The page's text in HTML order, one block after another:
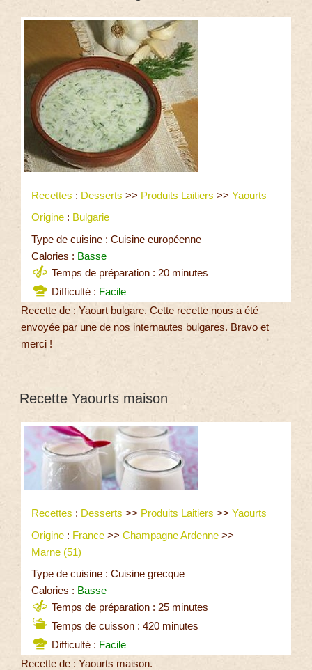
Recettes : Desserts >> Produits Laitiers >> Yaourts
Origine : Bulgarie
Type de cuisine : Cuisine européenne
Calories : Basse
Temps de préparation : 20 minutes
Difficulté : Facile
Recette de : Yaourt bulgare. Cette recette nous a été
envoyée par une de nos internautes bulgares. Bravo et
merci !
Recette Yaourts maison
Recettes : Desserts >> Produits Laitiers >> Yaourts
Origine : France >> Champagne Ardenne >>
Marne (51)
Type de cuisine : Cuisine grecque
Calories : Basse
Temps de préparation : 25 minutes
Temps de cuisson : 420 minutes
Difficulté : Facile
Recette de : Yaourts maison.